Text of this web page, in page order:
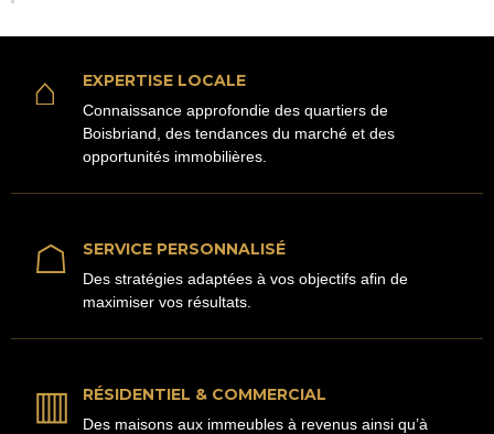
⌂ EXPERTISE LOCALE
Connaissance approfondie des quartiers de
Boisbriand, des tendances du marché et des
opportunités immobilières.
☖ SERVICE PERSONNALISÉ
Des stratégies adaptées à vos objectifs afin de
maximiser vos résultats.
▥ RÉSIDENTIEL & COMMERCIAL
Des maisons aux immeubles à revenus ainsi qu’à